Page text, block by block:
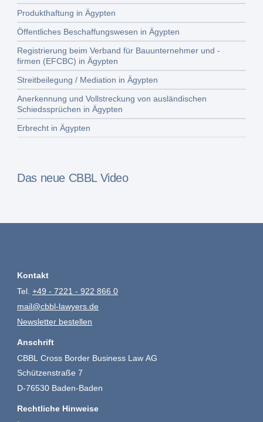
Produkthaftung in Ägypten
Öffentliches Beschaffungswesen in Ägypten
Registrierung beim Verband für Bauunternehmer und -
firmen (EFCBC) in Ägypten
Streitbeilegung / Mediation in Ägypten
Anerkennung und Vollstreckung von ausländischen
Schiedssprüchen in Ägypten
Erbrecht in Ägypten
Das neue CBBL Video
Kontakt
Tel.+49 - 7221 - 922 866 0
mail@cbbl-lawyers.de
Newsletter bestellen
Anschrift
CBBL Cross Border Business Law AG
Schützenstraße 7
D-76530 Baden-Baden
Rechtliche Hinweise